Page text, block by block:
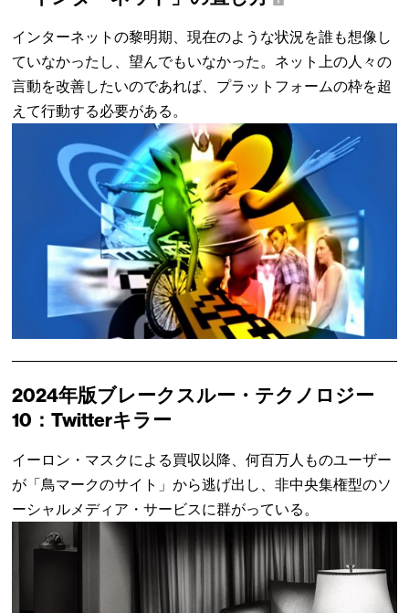
インターネットの黎明期、現在のような状況を誰も想像し
ていなかったし、望んでもいなかった。ネット上の人々の
言動を改善したいのであれば、プラットフォームの枠を超
えて行動する必要がある。
2024年版ブレークスルー・テクノロジー
10：Twitterキラー
イーロン・マスクによる買収以降、何百万人ものユーザー
が「鳥マークのサイト」から逃げ出し、非中央集権型のソ
ーシャルメディア・サービスに群がっている。